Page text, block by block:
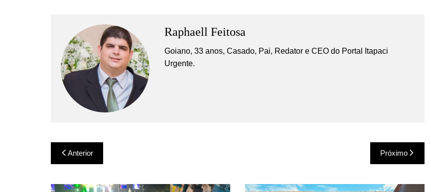
Raphaell Feitosa
Goiano, 33 anos, Casado, Pai, Redator e CEO do Portal Itapaci
Urgente.
Navegação
de
Anterior Próximo